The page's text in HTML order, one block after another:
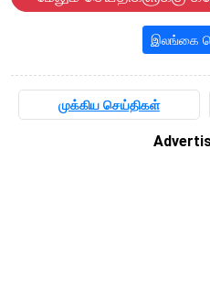
இலங்கை
முக்கிய செய்திகள்